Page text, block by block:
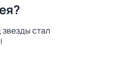
стал